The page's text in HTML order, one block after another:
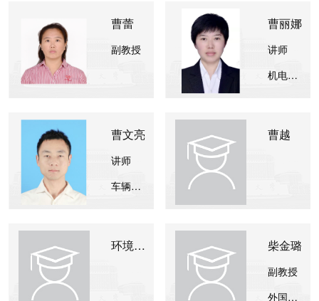
曹蕾
副教授
曹丽娜
讲师
机电工程学院
曹文亮
讲师
车辆与交通学院
曹越
环境测试检查账号 柴金璐
副教授
外国语学院